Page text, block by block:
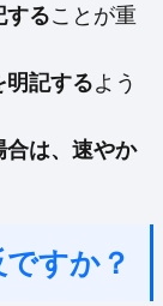
することが重
明記するよう
合は、速やか
すか？